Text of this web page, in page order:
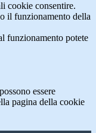
cookie consentire.
il funzionamento della
funzionamento potete
essere
pagina della cookie